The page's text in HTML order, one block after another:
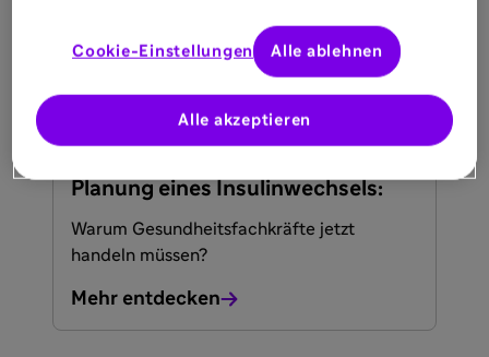
Planung eines Insulinwechsels:
Warum Gesundheitsfachkräfte jetzt
handeln müssen?
Mehr entdecken
Cookie-Einstellungen
Alle akzeptieren
Alle ablehnen